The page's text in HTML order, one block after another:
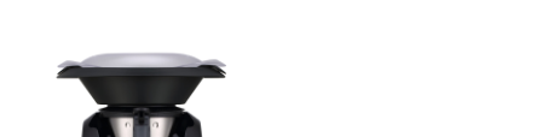
для продажи с
мясорубкой и Wi-Fi